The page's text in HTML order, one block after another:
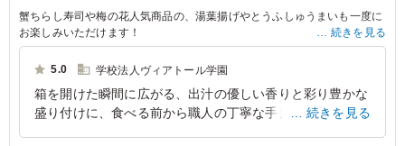
蟹ちらし寿司や梅の花人気商品の、湯葉揚げやとうふしゅうまいも一度に
お楽しみいただけます！
オススメの逸品をぜひご賞味ください！！
続きを見る
5.0 学校法人ヴィアトール学園
箱を開けた瞬間に広がる、出汁の優しい香りと彩り豊かな
盛り付けに、食べる前から職人の丁寧な手仕事を感じるこ
続きを見る